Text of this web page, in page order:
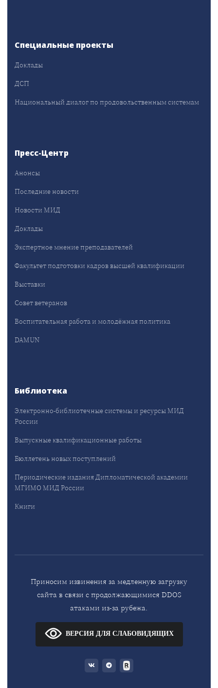
Специальные проекты
Доклады
ДСП
Национальный диалог по продовольственным системам
Пресс-Центр
Анонсы
Последние новости
Новости МИД
Доклады
Экспертное мнение преподавателей
Факультет подготовки кадров высшей квалификации
Выставки
Совет ветеранов
Воспитательная работа и молодёжная политика
DAMUN
Библиотека
Электронно-библиотечные системы и ресурсы МИД
России
Выпускные квалификационные работы
Бюллетень новых поступлений
Периодические издания Дипломатической академии
МГИМО МИД России
Книги
Приносим извинения за медленную загрузку
сайта в связи с продолжающимися DDOS
атаками из-за рубежа.
ВЕРСИЯ ДЛЯ СЛАБОВИДЯЩИХ